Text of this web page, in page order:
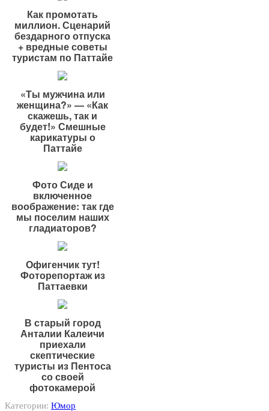
Как промотать
миллион. Сценарий
бездарного отпуска
+ вредные советы
туристам по Паттайе
«Ты мужчина или
женщина?» — «Как
скажешь, так и
будет!» Смешные
карикатуры о
Паттайе
Фото Сиде и
включенное
воображение: так где
мы поселим наших
гладиаторов?
Офигенчик тут!
Фоторепортаж из
Паттаевки
В старый город
Анталии Калеичи
приехали
скептические
туристы из Пентоса
со своей
фотокамерой
Категории: Юмор